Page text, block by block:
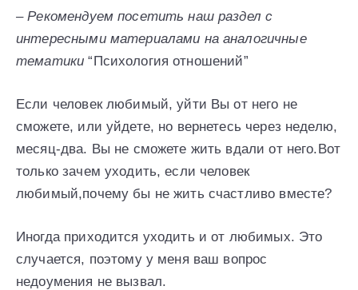
– Рекомендуем посетить наш раздел с
интересными материалами на аналогичные
тематики “Психология отношений”
Если человек любимый, уйти Вы от него не
сможете, или уйдете, но вернетесь через неделю,
месяц-два. Вы не сможете жить вдали от него.Вот
только зачем уходить, если человек
любимый,почему бы не жить счастливо вместе?
Иногда приходится уходить и от любимых. Это
случается, поэтому у меня ваш вопрос
недоумения не вызвал.